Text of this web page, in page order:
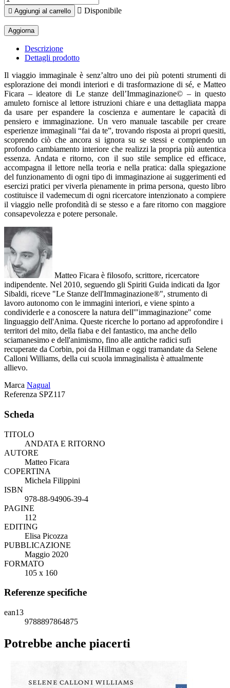
 Aggiungi al carrello  Disponibile
Descrizione
Dettagli prodotto
Il viaggio immaginale è senz’altro uno dei più potenti strumenti di
esplorazione dei mondi interiori e di trasformazione di sé, e Matteo
Ficara – ideatore di Le stanze dell’Immaginazione© – in questo
amuleto fornisce al lettore istruzioni chiare e una dettagliata mappa
da usare per espandere la coscienza e aumentare le capacità di
pensiero e immaginazione. Un vero manuale tascabile per creare
esperienze immaginali “fai da te”, trovando risposta ai propri quesiti,
scoprendo ciò che ancora si ignora su se stessi e compiendo un
profondo cambiamento interiore che realizzi la propria più autentica
essenza. Andata e ritorno, con il suo stile semplice ed efficace,
accompagna il lettore nella teoria e nella pratica: dalla spiegazione
del funzionamento di ogni tipo di immaginazione ai suggerimenti ed
esercizi pratici per viverla pienamente in prima persona, questo libro
costituisce il vademecum di ogni ricercatore intenzionato a compiere
il viaggio nelle profondità di se stesso e a fare ritorno con maggiore
consapevolezza e potere personale.
Matteo Ficara è filosofo, scrittore, ricercatore
indipendente. Nel 2010, seguendo gli Spiriti Guida indicati da Igor
Sibaldi, riceve "Le Stanze dell'Immaginazione®", strumento di
lavoro autonomo con le immagini interiori, e viene spinto a
condividerle e a conoscere la natura dell'"immaginazione" come
linguaggio dell'Anima. Queste ricerche lo portano ad approfondire i
territori del mito, della fiaba e del fantastico, ma anche dello
sciamanesimo e dell'animismo, fino alle antiche radici sufi
recuperate da Corbin, poi da Hillman e oggi tramandate da Selene
Calloni Williams, della cui scuola immaginalista è attualmente
allievo.
Marca Nagual
Referenza SPZ117
Scheda
TITOLO
ANDATA E RITORNO
AUTORE
Matteo Ficara
COPERTINA
Michela Filippini
ISBN
978-88-94906-39-4
PAGINE
112
EDITING
Elisa Picozza
PUBBLICAZIONE
Maggio 2020
FORMATO
105 x 160
Referenze specifiche
ean13
9788897864875
Potrebbe anche piacerti